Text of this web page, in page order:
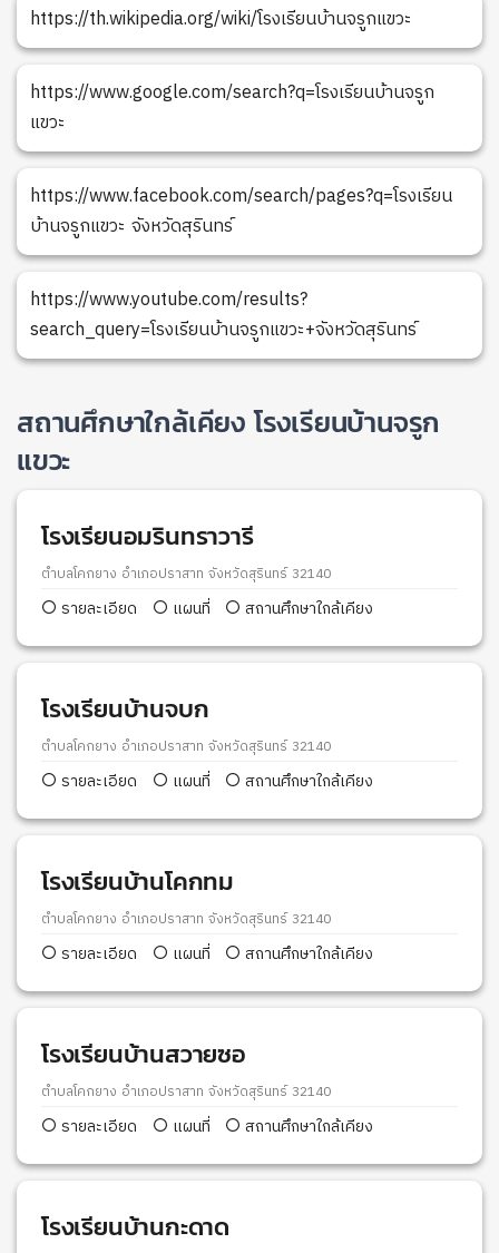
https://th.wikipedia.org/wiki/โรงเรียนบ้านจรูกแขวะ
https://www.google.com/search?q=โรงเรียนบ้านจรูก
แขวะ
https://www.facebook.com/search/pages?q=โรงเรียน
บ้านจรูกแขวะ จังหวัดสุรินทร์
https://www.youtube.com/results?
search_query=โรงเรียนบ้านจรูกแขวะ+จังหวัดสุรินทร์
สถานศึกษาใกล้เคียง โรงเรียนบ้านจรูก
แขวะ
โรงเรียนอมรินทราวารี
ตำบลโคกยาง อำเภอปราสาท จังหวัดสุรินทร์ 32140
รายละเอียด แผนที่ สถานศึกษาใกล้เคียง
โรงเรียนบ้านจบก
ตำบลโคกยาง อำเภอปราสาท จังหวัดสุรินทร์ 32140
รายละเอียด แผนที่ สถานศึกษาใกล้เคียง
โรงเรียนบ้านโคกทม
ตำบลโคกยาง อำเภอปราสาท จังหวัดสุรินทร์ 32140
รายละเอียด แผนที่ สถานศึกษาใกล้เคียง
โรงเรียนบ้านสวายซอ
ตำบลโคกยาง อำเภอปราสาท จังหวัดสุรินทร์ 32140
รายละเอียด แผนที่ สถานศึกษาใกล้เคียง
โรงเรียนบ้านกะดาด